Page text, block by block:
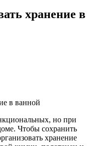
хранение в
но при
Чтобы сохранить
хранение